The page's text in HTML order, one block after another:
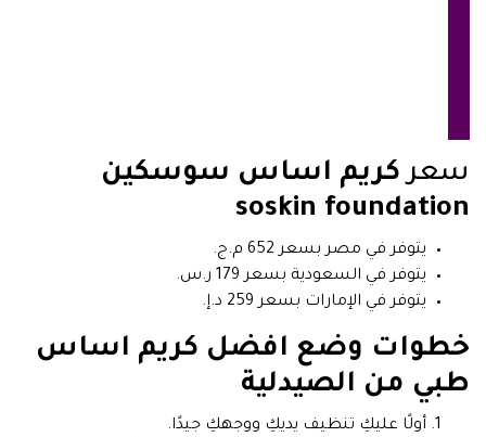
سعركريم اساس سوسكين
soskin foundation
يتوفر في مصر بسعر 652 م.ج.
يتوفر في السعودية بسعر 179 ر.س.
يتوفر في الإمارات بسعر 259 د.إ.
خطوات وضع افضل كريم اساس
طبي من الصيدلية
أولًا عليكِ تنظيف يديكِ ووجهكِ جيدًا.